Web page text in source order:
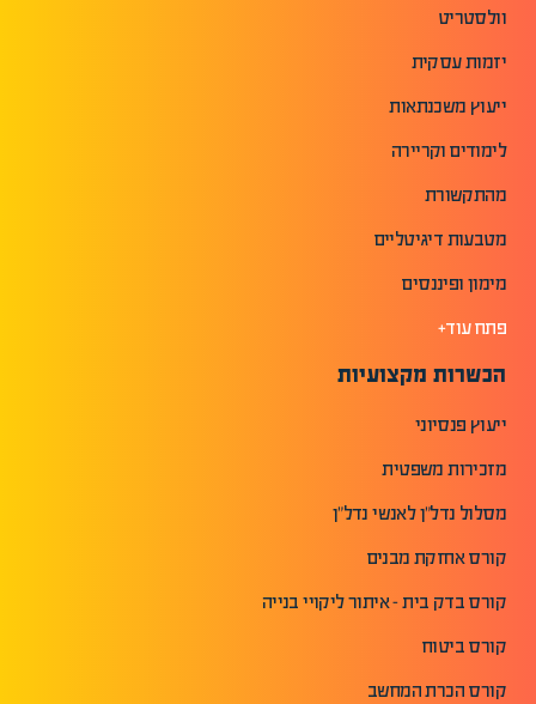
וולסטריט
יזמות עסקית
ייעוץ משכנתאות
לימודים וקריירה
מהתקשורת
מטבעות דיגיטליים
מימון ופיננסים
פתח עוד+
הכשרות מקצועיות
ייעוץ פנסיוני
מזכירות משפטית
מסלול נדל"ן לאנשי נדל"ן
קורס אחזקת מבנים
קורס בדק בית - איתור ליקויי בנייה
קורס ביטוח
קורס הכרת המחשב